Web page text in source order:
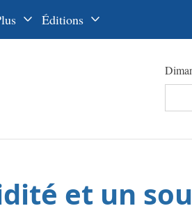
Éditions
عربي
et un